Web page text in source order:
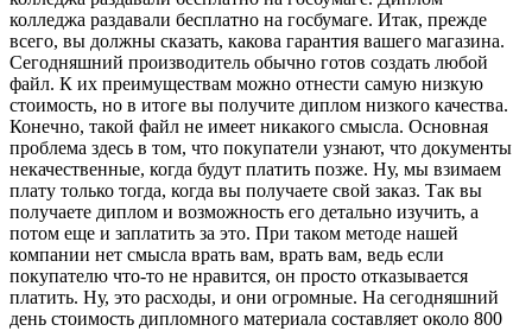
колледжа раздавали бесплатно на госбумаге. Итак, прежде
всего, вы должны сказать, какова гарантия вашего магазина.
Сегодняшний производитель обычно готов создать любой
файл. К их преимуществам можно отнести самую низкую
стоимость, но в итоге вы получите диплом низкого качества.
Конечно, такой файл не имеет никакого смысла. Основная
проблема здесь в том, что покупатели узнают, что документы
некачественные, когда будут платить позже. Ну, мы взимаем
плату только тогда, когда вы получаете свой заказ. Так вы
получаете диплом и возможность его детально изучить, а
потом еще и заплатить за это. При таком методе нашей
компании нет смысла врать вам, врать вам, ведь если
покупателю что-то не нравится, он просто отказывается
платить. Ну, это расходы, и они огромные. На сегодняшний
день стоимость дипломного материала составляет около 800